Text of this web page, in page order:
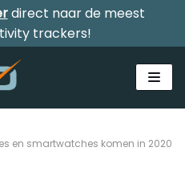
direct naar de meest
trackers!
en smartwatches komen in 2020